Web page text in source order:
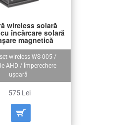
wireless WS-005 /
AHD / Împerechere
ușoară
wireless solară
cu încărcare solară
magnetică
575 Lei